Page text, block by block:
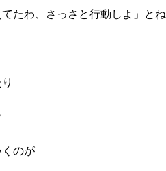
たわ、さっさと行動しよ」とね
のが